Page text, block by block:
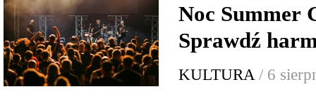
Noc Summer
Sprawdź
KULTURA / 6